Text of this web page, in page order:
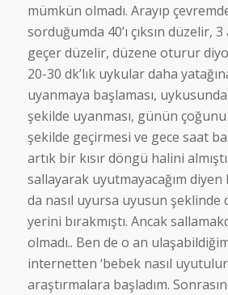
mümkün olmadı. Arayıp
sorduğumda 40’ı çıksın düzelir, 3
geçer düzelir, düzene oturur
20-30 dk’lık uykular daha
uyanmaya başlaması,
şekilde uyanması, günün
şekilde geçirmesi ve gece saat
artık bir kısır döngü halini
sallayarak uyutmayacağım
da nasıl uyursa uyusun şeklinde
yerini bırakmıştı. Ancak
olmadı.. Ben de o an
internetten ‘bebek nasıl
araştırmalara başladım.